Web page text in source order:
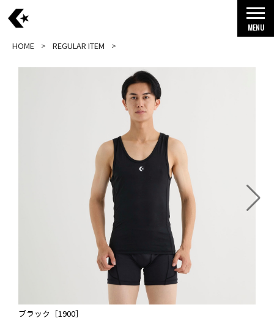
MENU
HOME REGULAR ITEM
ブラック［1900］